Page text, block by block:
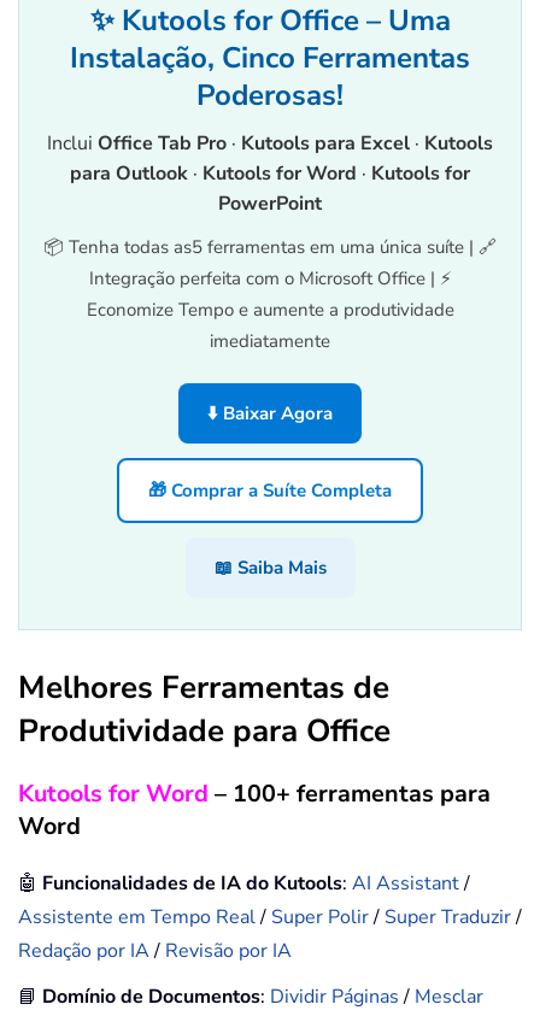
✨ Kutools for Office – Uma
Instalação, Cinco Ferramentas
Poderosas!
Inclui Office Tab Pro · Kutools para Excel · Kutools
para Outlook · Kutools for Word · Kutools for
PowerPoint
📦 Tenha todas as5 ferramentas em uma única suíte | 🔗
Integração perfeita com o Microsoft Office | ⚡
Economize Tempo e aumente a produtividade
imediatamente
⬇️ Baixar Agora
🎁 Comprar a Suíte Completa
📖 Saiba Mais
Melhores Ferramentas de
Produtividade para Office
Kutools for Word – 100+ ferramentas para
Word
🤖 Funcionalidades de IA do Kutools: AI Assistant/
Assistente em Tempo Real/ Super Polir/ Super Traduzir/
Redação por IA/ Revisão por IA
📘 Domínio de Documentos: Dividir Páginas/ Mesclar